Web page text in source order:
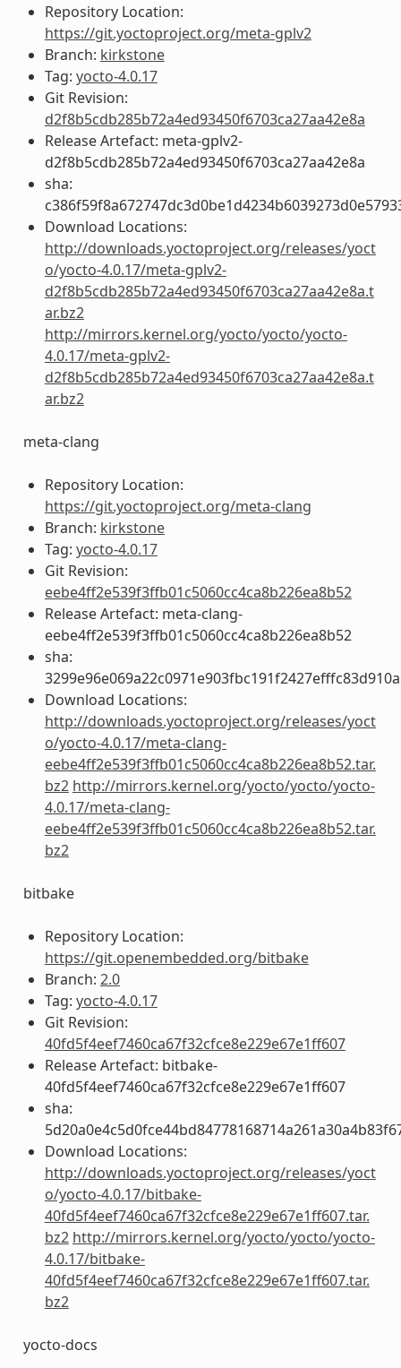
Repository Location:
https://git.yoctoproject.org/meta-gplv2
Branch: kirkstone
Tag: yocto-4.0.17
Git Revision:
d2f8b5cdb285b72a4ed93450f6703ca27aa42e8a
Release Artefact: meta-gplv2-
d2f8b5cdb285b72a4ed93450f6703ca27aa42e8a
sha:
Download Locations:
http://downloads.yoctoproject.org/releases/yoct
o/yocto-4.0.17/meta-gplv2-
d2f8b5cdb285b72a4ed93450f6703ca27aa42e8a.t
ar.bz2
http://mirrors.kernel.org/yocto/yocto/yocto-
4.0.17/meta-gplv2-
d2f8b5cdb285b72a4ed93450f6703ca27aa42e8a.t
ar.bz2
meta-clang
Repository Location:
https://git.yoctoproject.org/meta-clang
Branch: kirkstone
Tag: yocto-4.0.17
Git Revision:
eebe4ff2e539f3ffb01c5060cc4ca8b226ea8b52
Release Artefact: meta-clang-
eebe4ff2e539f3ffb01c5060cc4ca8b226ea8b52
sha:
Download Locations:
http://downloads.yoctoproject.org/releases/yoct
o/yocto-4.0.17/meta-clang-
eebe4ff2e539f3ffb01c5060cc4ca8b226ea8b52.tar.
bz2 http://mirrors.kernel.org/yocto/yocto/yocto-
4.0.17/meta-clang-
eebe4ff2e539f3ffb01c5060cc4ca8b226ea8b52.tar.
bz2
bitbake
Repository Location:
https://git.openembedded.org/bitbake
Branch: 2.0
Tag: yocto-4.0.17
Git Revision:
40fd5f4eef7460ca67f32cfce8e229e67e1ff607
Release Artefact: bitbake-
40fd5f4eef7460ca67f32cfce8e229e67e1ff607
sha:
Download Locations:
http://downloads.yoctoproject.org/releases/yoct
o/yocto-4.0.17/bitbake-
40fd5f4eef7460ca67f32cfce8e229e67e1ff607.tar.
bz2 http://mirrors.kernel.org/yocto/yocto/yocto-
4.0.17/bitbake-
40fd5f4eef7460ca67f32cfce8e229e67e1ff607.tar.
bz2
yocto-docs